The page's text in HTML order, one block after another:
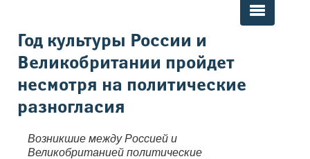
Вы здесь
Год культуры России и
Великобритании пройдет
несмотря на политические
разногласия
Возникшие между Россией и
Великобританией политические